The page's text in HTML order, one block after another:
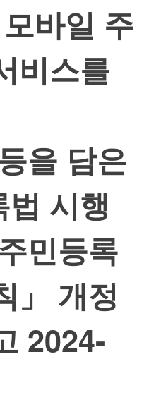
바일 주
비스를
을 담은
법 시행
민등록
」 개정
2024-